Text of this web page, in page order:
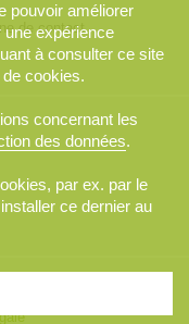
de contact
des données
pouvoir améliorer
une expérience
à consulter ce site
cookies.
concernant les
des données.
par ex. par le
ce dernier au